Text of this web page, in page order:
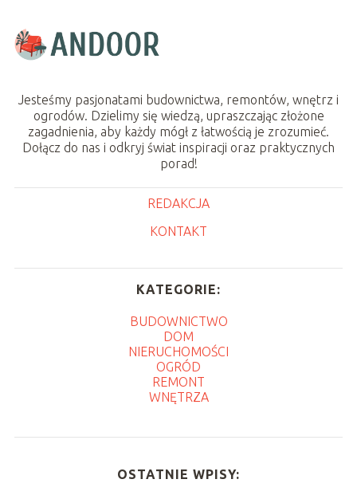
Jesteśmy pasjonatami budownictwa, remontów, wnętrz i
ogrodów. Dzielimy się wiedzą, upraszczając złożone
zagadnienia, aby każdy mógł z łatwością je zrozumieć.
Dołącz do nas i odkryj świat inspiracji oraz praktycznych
porad!
REDAKCJA
KONTAKT
KATEGORIE:
BUDOWNICTWO
DOM
NIERUCHOMOŚCI
OGRÓD
REMONT
WNĘTRZA
OSTATNIE WPISY: